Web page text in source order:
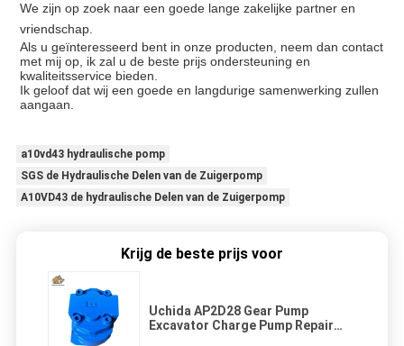
We zijn op zoek naar een goede lange zakelijke partner en
vriendschap.
Als u geïnteresseerd bent in onze producten, neem dan contact
met mij op, ik zal u de beste prijs ondersteuning en
kwaliteitsservice bieden.
Ik geloof dat wij een goede en langdurige samenwerking zullen
aangaan.
a10vd43 hydraulische pomp
SGS de Hydraulische Delen van de Zuigerpomp
A10VD43 de hydraulische Delen van de Zuigerpomp
Krijg de beste prijs voor
Uchida AP2D28 Gear Pump
Excavator Charge Pump Repair